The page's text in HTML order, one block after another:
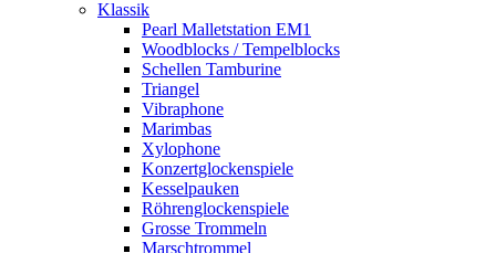
Klassik
Pearl Malletstation EM1
Woodblocks / Tempelblocks
Schellen Tamburine
Triangel
Vibraphone
Marimbas
Xylophone
Konzertglockenspiele
Kesselpauken
Röhren­glocken­spiele
Grosse Trommeln
Marschtrommel